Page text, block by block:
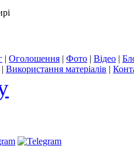
| Оголошення | Фото | Відео |
| Використання матеріалів |